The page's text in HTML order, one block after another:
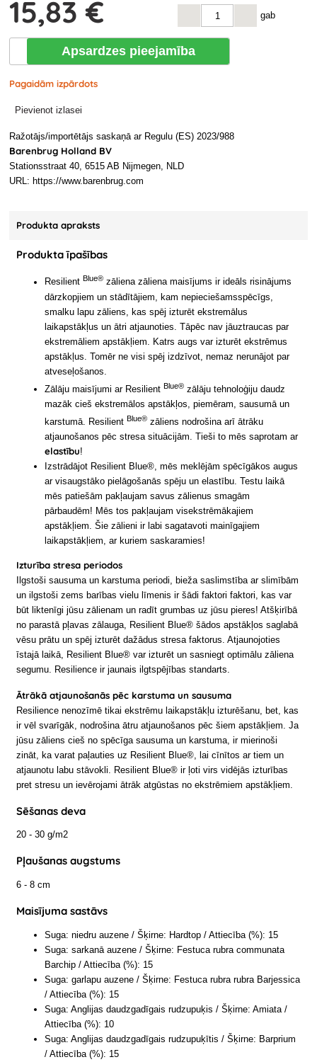
15,83 € gab
Apsardzes pieejamība
Pagaidām izpārdots
Pievienot izlasei
Ražotājs/importētājs saskaņā ar Regulu (ES) 2023/988
Barenbrug Holland BV
Stationsstraat 40, 6515 AB Nijmegen, NLD
URL: https://www.barenbrug.com
Produkta apraksts
Produkta īpašības
ResilientBlue® zāliena zāliena maisījums ir ideāls risinājums
dārzkopjiem un stādītājiem, kam nepieciešamsspēcīgs,
smalku lapu zāliens, kas spēj izturēt ekstremālus
laikapstākļus un ātri atjaunoties. Tāpēc nav jāuztraucas par
ekstremāliem apstākļiem. Katrs augs var izturēt ekstrēmus
apstākļus. Tomēr ne visi spēj izdzīvot, nemaz nerunājot par
atveseļošanos.
Zālāju maisījumi ar ResilientBlue® zālāju tehnoloģiju daudz
mazāk cieš ekstremālos apstākļos, piemēram, sausumā un
karstumā. ResilientBlue® zāliens nodrošina arī ātrāku
atjaunošanos pēc stresa situācijām. Tieši to mēs saprotam ar
elastību!
Izstrādājot Resilient Blue®, mēs meklējām spēcīgākos augus
ar visaugstāko pielāgošanās spēju un elastību. Testu laikā
mēs patiešām pakļaujam savus zālienus smagām
pārbaudēm! Mēs tos pakļaujam visekstrēmākajiem
apstākļiem. Šie zālieni ir labi sagatavoti mainīgajiem
laikapstākļiem, ar kuriem saskaramies!
Izturība stresa periodos
Ilgstoši sausuma un karstuma periodi, bieža saslimstība ar slimībām
un ilgstoši zems barības vielu līmenis ir šādi faktori faktori, kas var
būt liktenīgi jūsu zālienam un radīt grumbas uz jūsu pieres! Atšķirībā
no parastā pļavas zālauga, Resilient Blue® šādos apstākļos saglabā
vēsu prātu un spēj izturēt dažādus stresa faktorus. Atjaunojoties
īstajā laikā, Resilient Blue® var izturēt un sasniegt optimālu zāliena
segumu. Resilience ir jaunais ilgtspējības standarts.
Ātrākā atjaunošanās pēc karstuma un sausuma
Resilience nenozīmē tikai ekstrēmu laikapstākļu izturēšanu, bet, kas
ir vēl svarīgāk, nodrošina ātru atjaunošanos pēc šiem apstākļiem. Ja
jūsu zāliens cieš no spēcīga sausuma un karstuma, ir mierinoši
zināt, ka varat paļauties uz Resilient Blue®, lai cīnītos ar tiem un
atjaunotu labu stāvokli. Resilient Blue® ir ļoti virs vidējās izturības
pret stresu un ievērojami ātrāk atgūstas no ekstrēmiem apstākļiem.
Sēšanas deva
20 - 30 g/m2
Pļaušanas augstums
6 - 8 cm
Maisījuma sastāvs
Suga: niedru auzene / Šķirne: Hardtop / Attiecība (%): 15
Suga: sarkanā auzene / Šķirne: Festuca rubra communata
Barchip / Attiecība (%): 15
Suga: garlapu auzene / Šķirne: Festuca rubra rubra Barjessica
/ Attiecība (%): 15
Suga: Anglijas daudzgadīgais rudzupuķis / Šķirne: Amiata /
Attiecība (%): 10
Suga: Anglijas daudzgadīgais rudzupuķītis / Šķirne: Barprium
/ Attiecība (%): 15